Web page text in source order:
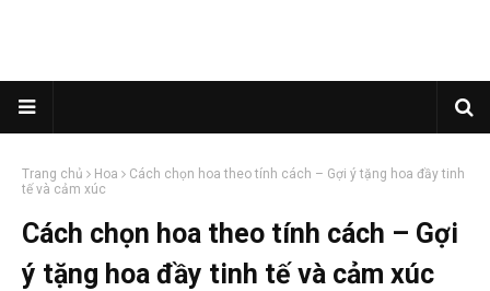
Trang chủ Hoa
Cách chọn hoa theo tính cách – Gợi ý tặng hoa đầy tinh
tế và cảm xúc
Cách chọn hoa theo tính cách – Gợi
ý tặng hoa đầy tinh tế và cảm xúc